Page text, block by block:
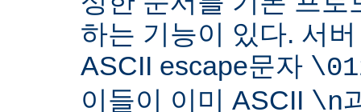
하는 기능이 있다. 서
ASCII escape문자
이들이 이미 ASCII \n